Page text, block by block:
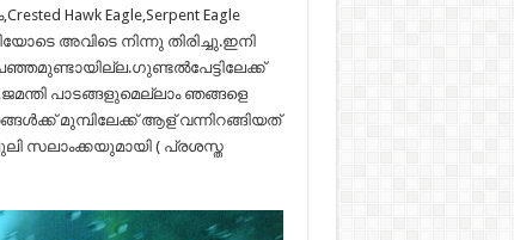
Hawk Eagle,Serpent Eagle
അവിടെ നിന്നു തിരിച്ചു.ഇനി
പഞ്ഞമുണ്ടായില്ല.ഗുണ്ടൽപേട്ടിലേക്ക്
പാടങ്ങളുമെല്ലാം ഞങ്ങളെ
മുമ്പിലേക്ക് ആള് വന്നിറങ്ങിയത്
സലാംക്കയുമായി ( പ്രശസ്ത